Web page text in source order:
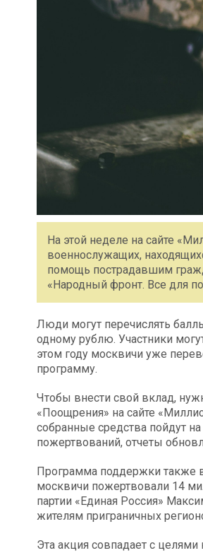
На этой неделе на сайте
военнослужащих,
помощь пострадавшим
«Народный фронт. Все для
Люди могут перечислять
одному рублю. Участники
этом году москвичи уже
программу.
Чтобы внести свой вклад,
«Поощрения» на сайте
собранные средства пойдут
пожертвований, отчеты
Программа поддержки также
москвичи пожертвовали 14
партии «Единая Россия»
жителям приграничных
Эта акция совпадает с